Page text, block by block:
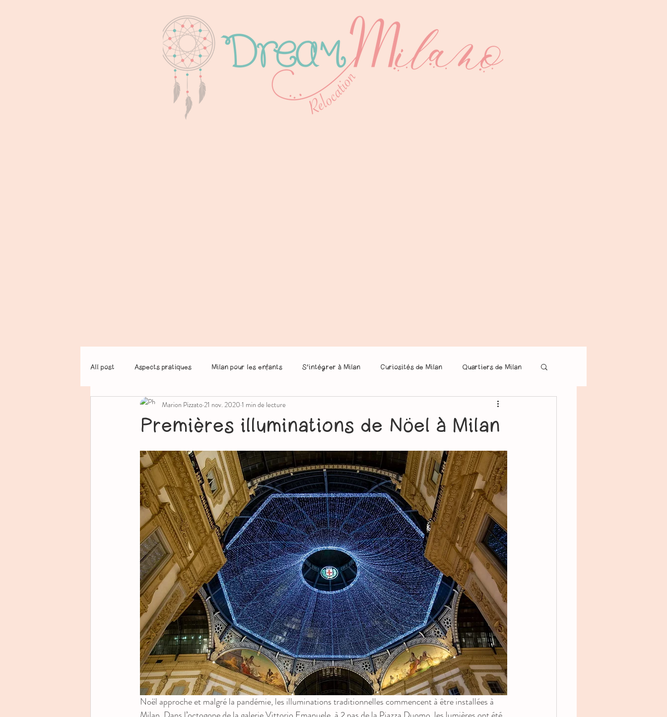
All post Aspects pratiques Milan pour les enfants S’intégrer à Milan Curiosités de Milan Quartiers de Milan
Premières illuminations de Nöel à Milan
Marion Pizzato 21 nov. 2020 1 min de lecture
Noël approche et malgré la pandémie, les illuminations traditionnelles commencent à être installées à